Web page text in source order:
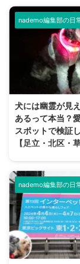
nademo編集部の日
犬には幽霊が見
あるって本当？
スポットで検証
【足立・北区・
いて唸りだしたり吠
このようなことを
たことがある方は
いでしょうか？ 「
見えている？…」
みたいと思い、
ワンコと一緒に心
ってみることにし
nademo編集部の日